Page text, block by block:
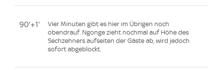
90'+1'
Vier Minuten gibt es hier im Übrigen noch
obendrauf. Ngonge zieht nochmal auf Höhe des
Sechzehners aufseiten der Gäste ab, wird jedoch
sofort abgeblockt.